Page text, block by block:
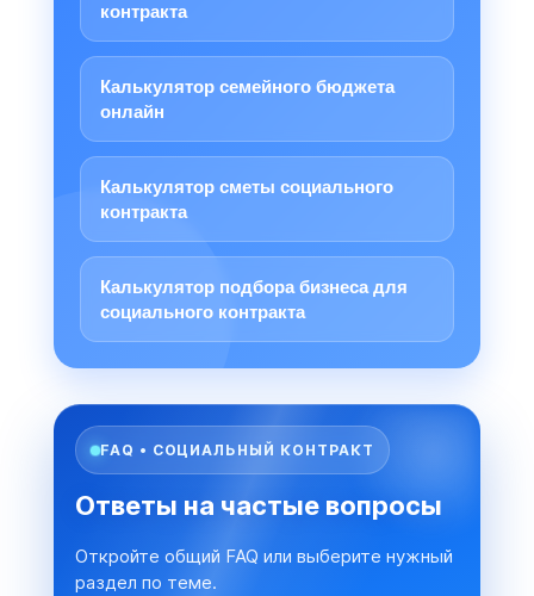
контракта
Калькулятор семейного бюджета
онлайн
Калькулятор сметы социального
контракта
Калькулятор подбора бизнеса для
социального контракта
FAQ • СОЦИАЛЬНЫЙ КОНТРАКТ
Ответы на частые вопросы
Откройте общий FAQ или выберите нужный
раздел по теме.